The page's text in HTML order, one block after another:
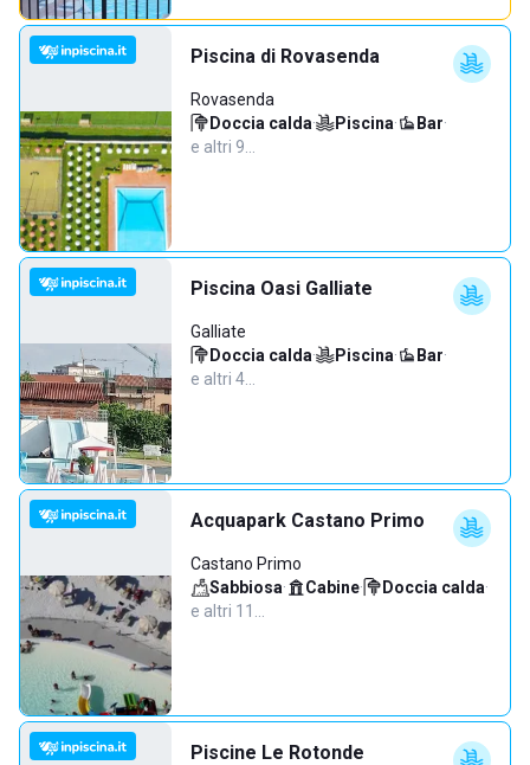
Piscina di Rovasenda
Rovasenda
Doccia calda· Piscina· Bar·
e altri 9…
Piscina Oasi Galliate
Galliate
Doccia calda· Piscina· Bar·
e altri 4…
Acquapark Castano Primo
Castano Primo
Sabbiosa· Cabine· Doccia calda·
e altri 11…
Piscine Le Rotonde